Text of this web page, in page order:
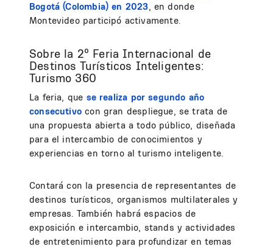
Bogotá (Colombia) en 2023, en donde
Montevideo participó activamente.
Sobre la 2º Feria Internacional de
Destinos Turísticos Inteligentes:
Turismo 360
La feria, que se realiza por segundo año
consecutivocon gran despliegue, se trata de
una propuesta abierta a todo público, diseñada
para el intercambio de conocimientos y
experiencias en torno al turismo inteligente.
Contará con la presencia de representantes de
destinos turísticos, organismos multilaterales y
empresas. También habrá espacios de
exposición e intercambio, stands y actividades
de entretenimiento para profundizar en temas